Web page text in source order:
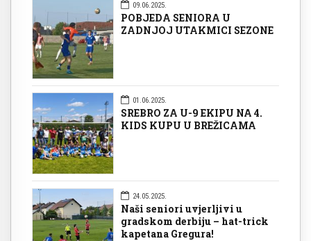
09.06.2025.
POBJEDA SENIORA U
ZADNJOJ UTAKMICI SEZONE
01.06.2025.
SREBRO ZA U-9 EKIPU NA 4.
KIDS KUPU U BREŽICAMA
24.05.2025.
Naši seniori uvjerljivi u
gradskom derbiju – hat-trick
kapetana Gregura!